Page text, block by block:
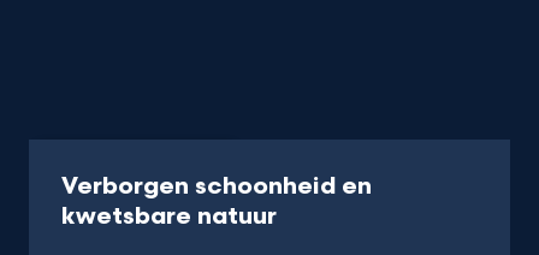
Verborgen schoonheid en
kwetsbare natuur-